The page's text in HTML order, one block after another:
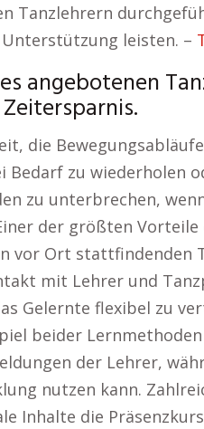
Tanzlehrern
leisten. –
angebotenen
die
Bedarf zu wiederholen
zu unterbrechen,
der größten Vorteile
vor Ort stattfindenden
mit Lehrer und
Gelernte flexibel zu
beider
der Lehrer,
nutzen kann.
Inhalte die